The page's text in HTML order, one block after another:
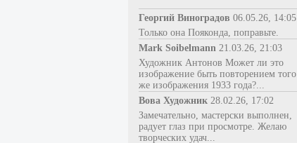
Георгий Виноградов 06.05.26, 14:05
Только она Пояконда, поправьте.
Mark Soibelmann 21.03.26, 21:03
Художник Антонов Может ли это
изображение быть повторением того
же изображения 1933 года?...
Вова Художник 28.02.26, 17:02
Замечательно, мастерски выполнен,
радует глаз при просмотре. Желаю
творческих удач...